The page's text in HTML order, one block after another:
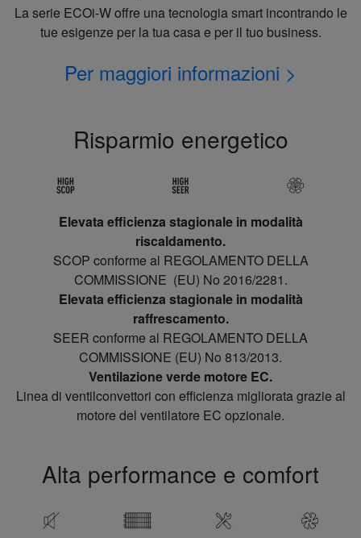
La serie ECOi-W offre una tecnologia smart incontrando le
tue esigenze per la tua casa e per il tuo business.
Per maggiori informazioni >
Risparmio energetico
Elevata efficienza stagionale in modalità
riscaldamento.
SCOP conforme al REGOLAMENTO DELLA
COMMISSIONE (EU) No 2016/2281.
Elevata efficienza stagionale in modalità
raffrescamento.
SEER conforme al REGOLAMENTO DELLA
COMMISSIONE (EU) No 813/2013.
Ventilazione verde motore EC.
Linea di ventilconvettori con efficienza migliorata grazie al
motore del ventilatore EC opzionale.
Alta performance e comfort